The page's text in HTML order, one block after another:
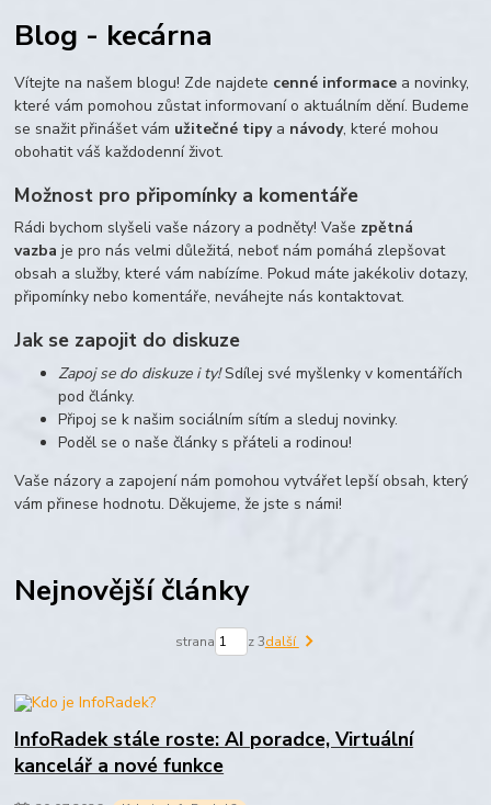
maltodextrin
škrob skrob
Blog - kecárna
Vítejte na našem blogu! Zde najdete cenné informace a novinky,
které vám pomohou zůstat informovaní o aktuálním dění. Budeme
se snažit přinášet vám užitečné tipya návody, které mohou
obohatit váš každodenní život.
Možnost pro připomínky a komentáře
Rádi bychom slyšeli vaše názory a podněty! Vaše zpětná
vazba je pro nás velmi důležitá, neboť nám pomáhá zlepšovat
obsah a služby, které vám nabízíme. Pokud máte jakékoliv dotazy,
připomínky nebo komentáře, neváhejte nás kontaktovat.
Jak se zapojit do diskuze
Zapoj se do diskuze i ty!Sdílej své myšlenky v komentářích
pod články.
Připoj se k našim sociálním sítím a sleduj novinky.
Poděl se o naše články s přáteli a rodinou!
Vaše názory a zapojení nám pomohou vytvářet lepší obsah, který
vám přinese hodnotu. Děkujeme, že jste s námi!
Nejnovější články
strana z 3další
InfoRadek stále roste: AI poradce, Virtuální
kancelář a nové funkce